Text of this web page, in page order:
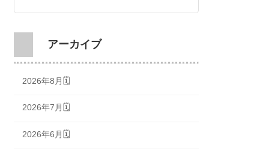
アーカイブ
2026年8月🗓
2026年7月🗓
2026年6月🗓